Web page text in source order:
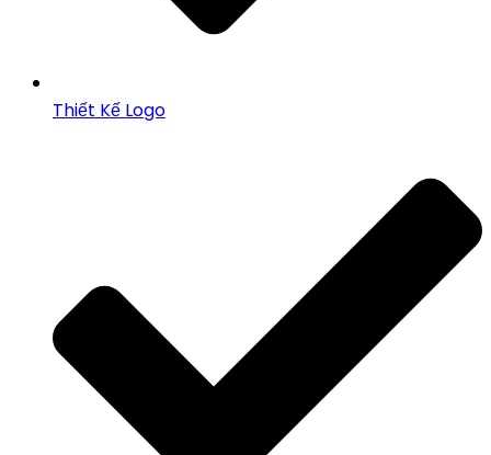
Thiết Kế Logo